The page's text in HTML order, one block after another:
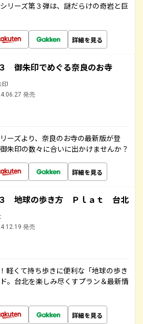
リーズ第３弾は、謎だらけの奇岩と巨
詳細を見る
御朱印でめぐる奈良のお寺
印
発売
ーズより、奈良のお寺の最新版が登
朱印の数々に合いに出かけませんか？
詳細を見る
地球の歩き方 Ｐｌａｔ 台北
発売
軽くて持ち歩きに便利な「地球の歩き
。台北を楽しみ尽くすプラン＆最新情
詳細を見る